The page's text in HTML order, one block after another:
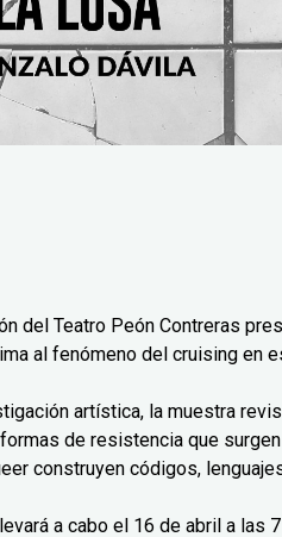
del Teatro Peón Contreras
al fenómeno del cruising en
artística, la muestra
de resistencia que
construyen códigos,
a cabo el 16 de abril a las